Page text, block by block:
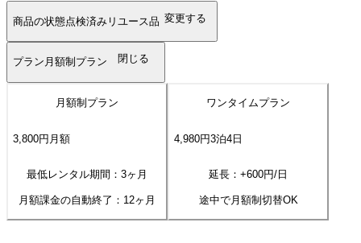
商品の状態点検済みリユース品 変更する
プラン 月額制プラン 閉じる
月額制プラン
3,800円 月額
最低レンタル期間：3ヶ月
月額課金の自動終了： 12ヶ月
ワンタイムプラン
4,980円3泊4日
延長：+600円/日
途中で月額制切替OK